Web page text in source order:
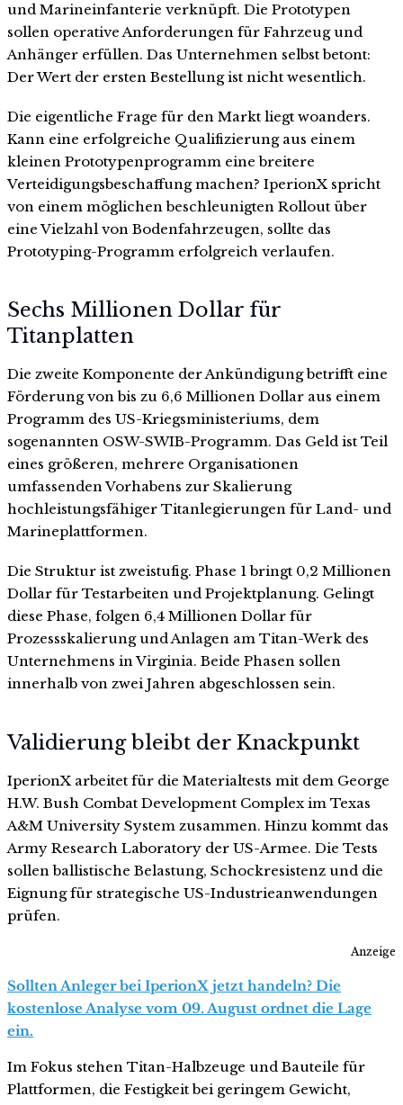
und Marineinfanterie verknüpft. Die Prototypen
sollen operative Anforderungen für Fahrzeug und
Anhänger erfüllen. Das Unternehmen selbst betont:
Der Wert der ersten Bestellung ist nicht wesentlich.
Die eigentliche Frage für den Markt liegt woanders.
Kann eine erfolgreiche Qualifizierung aus einem
kleinen Prototypenprogramm eine breitere
Verteidigungsbeschaffung machen? IperionX spricht
von einem möglichen beschleunigten Rollout über
eine Vielzahl von Bodenfahrzeugen, sollte das
Prototyping-Programm erfolgreich verlaufen.
Sechs Millionen Dollar für
Titanplatten
Die zweite Komponente der Ankündigung betrifft eine
Förderung von bis zu 6,6 Millionen Dollar aus einem
Programm des US-Kriegsministeriums, dem
sogenannten OSW-SWIB-Programm. Das Geld ist Teil
eines größeren, mehrere Organisationen
umfassenden Vorhabens zur Skalierung
hochleistungsfähiger Titanlegierungen für Land- und
Marineplattformen.
Die Struktur ist zweistufig. Phase 1 bringt 0,2 Millionen
Dollar für Testarbeiten und Projektplanung. Gelingt
diese Phase, folgen 6,4 Millionen Dollar für
Prozessskalierung und Anlagen am Titan-Werk des
Unternehmens in Virginia. Beide Phasen sollen
innerhalb von zwei Jahren abgeschlossen sein.
Validierung bleibt der Knackpunkt
IperionX arbeitet für die Materialtests mit dem George
H.W. Bush Combat Development Complex im Texas
A&M University System zusammen. Hinzu kommt das
Army Research Laboratory der US-Armee. Die Tests
sollen ballistische Belastung, Schockresistenz und die
Eignung für strategische US-Industrieanwendungen
prüfen.
Anzeige
Sollten Anleger bei IperionX jetzt handeln? Die
kostenlose Analyse vom 09. August ordnet die Lage
ein.
Im Fokus stehen Titan-Halbzeuge und Bauteile für
Plattformen, die Festigkeit bei geringem Gewicht,